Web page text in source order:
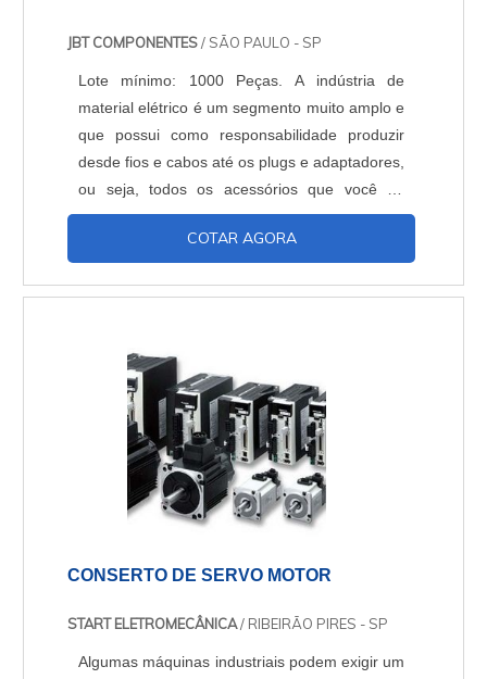
JBT COMPONENTES/ SÃO PAULO - SP
Lote mínimo: 1000 Peças. A indústria de
material elétrico é um segmento muito amplo e
que possui como responsabilidade produzir
desde fios e cabos até os plugs e adaptadores,
ou seja, todos os acessórios que você irá
precisar para montar a parte elétrica da sua
empresa ou residência. Entenda a importância
ambiente, a maioria das pessoas se
interior, elas s....
COTAR AGORA
CONSERTO DE SERVO MOTOR
START ELETROMECÂNICA/ RIBEIRÃO PIRES - SP
Algumas máquinas industriais podem exigir um